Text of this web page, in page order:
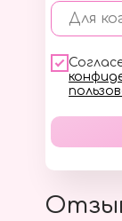
Для